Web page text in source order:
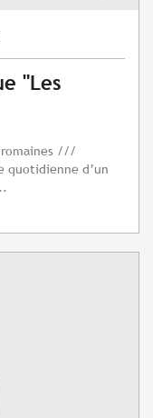
"Les
///
quotidienne d’un